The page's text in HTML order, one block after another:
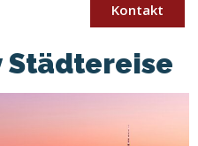
Kontakt
Städtereise